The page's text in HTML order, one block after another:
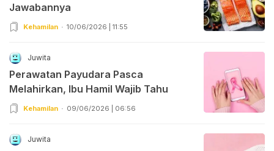
Jawabannya
Kehamilan 10/06/2026 | 11:55
Juwita
Perawatan Payudara Pasca
Melahirkan, Ibu Hamil Wajib Tahu
Kehamilan 09/06/2026 | 06:56
Juwita